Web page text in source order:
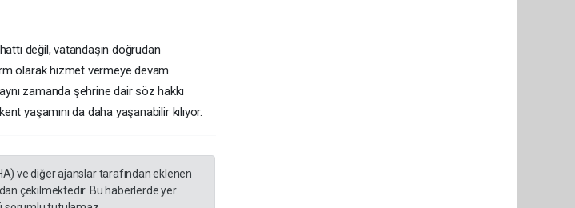
değil, vatandaşın doğrudan
olarak hizmet vermeye devam
zamanda şehrine dair söz hakkı
yaşamını da daha yaşanabilir kılıyor.
ve diğer ajanslar tarafından eklenen
çekilmektedir. Bu haberlerde yer